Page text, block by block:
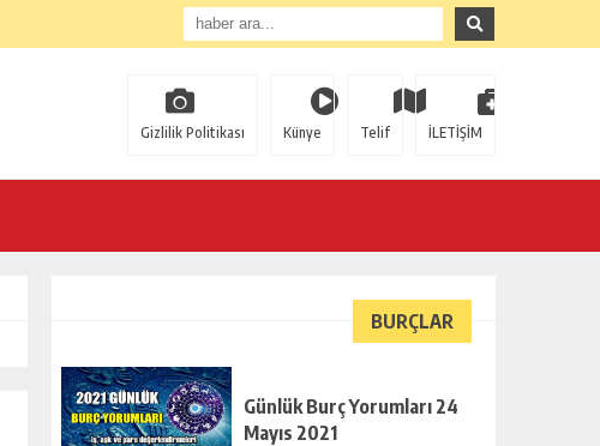
Gizlilik Politikası Künye Telif İLETİŞİM
BURÇLAR
Günlük Burç Yorumları 24
Mayıs 2021